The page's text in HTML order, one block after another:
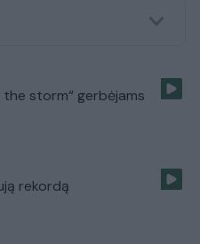
storm“ gerbėjams
rekordą